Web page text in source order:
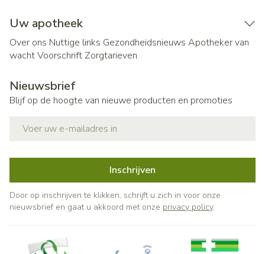
Uw apotheek
Over ons Nuttige links Gezondheidsnieuws Apotheker van
wachtVoorschrift Zorgtarieven
Nieuwsbrief
Blijf op de hoogte van nieuwe producten en promoties
Inschrijven
Door op inschrijven te klikken, schrijft u zich in voor onze
nieuwsbrief en gaat u akkoord met onze privacy policy.